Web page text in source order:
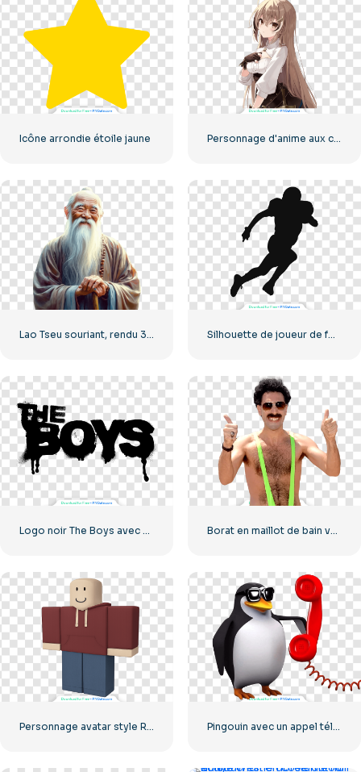
Icône arrondie étoile jaune Personnage d'anime aux cheveux longs et aux yeux marrons (PNG gratuit)
Silhouette de joueur de football américain sprintant PNG gratuit
Logo noir The Boys avec des traces de sang Borat en maillot de bain vert montre cool
Personnage avatar style Roblox (PNG gratuit) Pingouin avec un appel téléphonique rouge